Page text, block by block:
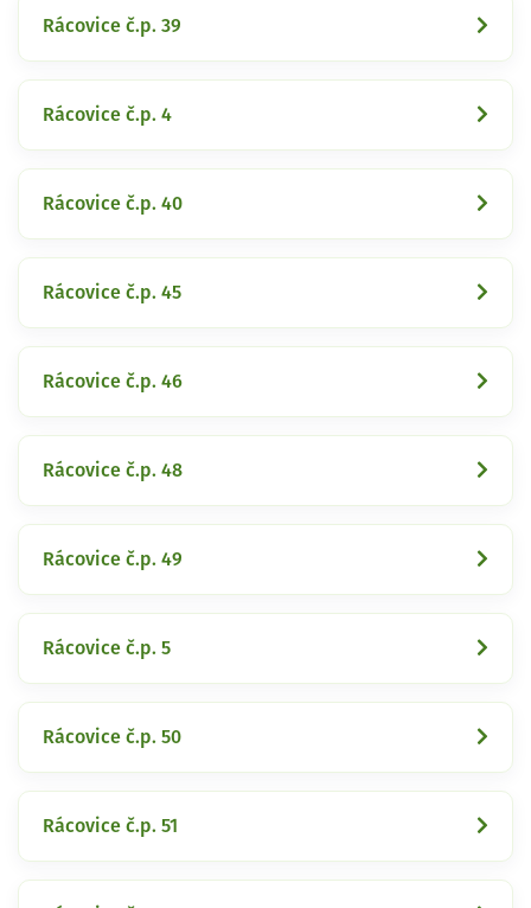
Rácovice č.p. 39
Rácovice č.p. 4
Rácovice č.p. 40
Rácovice č.p. 45
Rácovice č.p. 46
Rácovice č.p. 48
Rácovice č.p. 49
Rácovice č.p. 5
Rácovice č.p. 50
Rácovice č.p. 51